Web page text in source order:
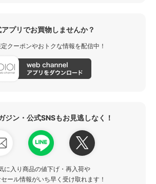
プリでお買物しませんか？
クーポンやおトクな情報を配信中！
ジン・公式SNSもお見逃しなく！
に入り商品の値下げ・再入荷や
ール情報がいち早く受け取れます！